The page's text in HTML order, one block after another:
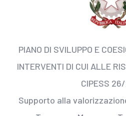
PIANO DI SVILUPPO E
INTERVENTI DI CUI ALLE
CIPESS
Supporto alla